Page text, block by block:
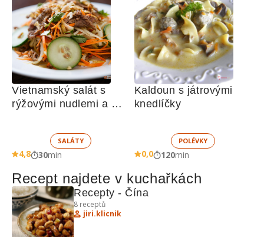
Vietnamský salát s
rýžovými nudlemi a
SALÁTY
4,8 30min
Kaldoun s játrovými
knedlíčky
POLÉVKY
0,0 120min
Recept najdete v kuchařkách
Recepty - Čína
8 receptů
jiri.klicnik